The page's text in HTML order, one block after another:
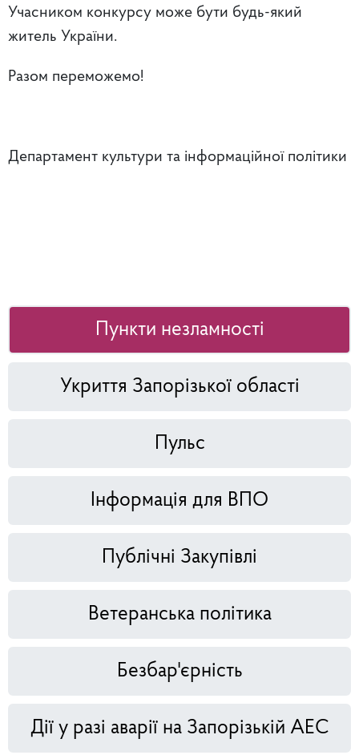
Учасником конкурсу може бути будь-який
житель України.
Разом переможемо!
Департамент культури та інформаційної політики
Пункти незламності
Укриття Запорізької області
Пульс
Інформація для ВПО
Публічні Закупівлі
Ветеранська політика
Безбар'єрність
Дії у разі аварії на Запорізькій АЕС